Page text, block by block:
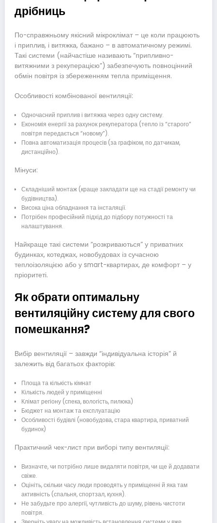
дрібниць
По-справжньому якісний мікроклімат – це коли працюють
і приплив, і витяжка, бажано – в автоматичному режимі.
Такі системи (найчастіше називають “припливно-
витяжними з рекуперацією”) забезпечують повноцінний
обмін повітря із збереженням тепла приміщення.
Особливості комбінованої вентиляції:
Одночасний приплив і витяжка через одну систему.
Економія енергії за рахунок рекуператора (тепло із “старого”
повітря передається “новому”).
Повна автоматизація процесів (за графіком, по датчикам,
дистанційно).
Мінуси:
Складніший монтаж (краще закладати ще на стадії ремонту чи
будівництва).
Висока ціна обладнання та інсталяції.
Потрібен професійний підхід до підбору потужності та
налаштування.
Найкраще такі системи “розкриваються” у приватних
будинках, котеджах, новобудовах із сучасною
теплоізоляцією або у smart-квартирах, де комфорт – у
пріоритеті.
Як обрати оптимальну
вентиляційну систему для свого
помешкання?
Вибір вентиляції – завжди “індивідуальна історія” й
залежить від багатьох факторів:
Площа та кількість кімнат
Кількість людей у приміщенні
Клімат регіону (спека, вологість, пилюка)
Бюджет на монтаж та експлуатацію
Особливості будівлі (новобудова, стара квартира, приватний
будинок)
Практичний чек-лист при виборі типу вентиляції:
Визначте, чи потрібно лише видаляти повітря, чи ще й додавати
свіже.
Оцініть, скільки часу люди проводять у приміщенні й яка там
активність (спальня, спортзал, кухня).
Не забудьте про алергії, чутливість до шуму, рівень чистоти
повітря.